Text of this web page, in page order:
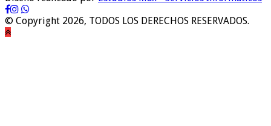
© Copyright 2026, TODOS LOS DERECHOS RESERVADOS.